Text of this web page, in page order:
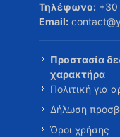
Τηλέφωνο: +30
Email:
Προστασία
χαρακτήρα
Πολιτική για
Δήλωση
Όροι χρήσης